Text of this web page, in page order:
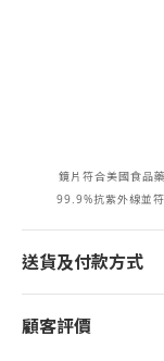
鏡片符合美國食品
99.9%抗紫外線並
送貨及付款方式
顧客評價